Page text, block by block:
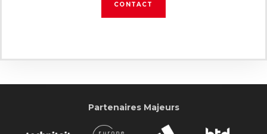
CONTACT
Partenaires Majeurs